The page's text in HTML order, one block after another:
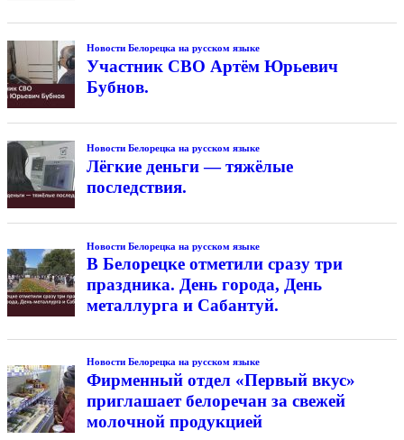
Новости Белорецка на русском языке
Участник СВО Артём Юрьевич
Бубнов.
Новости Белорецка на русском языке
Лёгкие деньги — тяжёлые
последствия.
Новости Белорецка на русском языке
В Белорецке отметили сразу три
праздника. День города, День
металлурга и Сабантуй.
Новости Белорецка на русском языке
Фирменный отдел «Первый вкус»
приглашает белоречан за свежей
молочной продукцией